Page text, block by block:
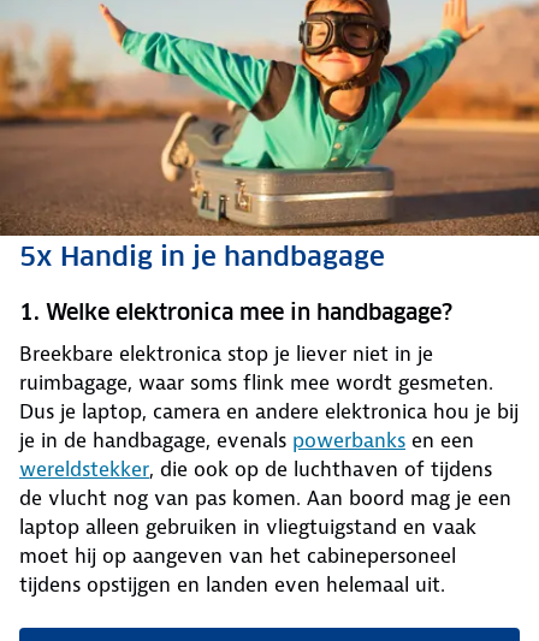
5x Handig in je handbagage
1. Welke elektronica mee in handbagage?
Breekbare elektronica stop je liever niet in je
ruimbagage, waar soms flink mee wordt gesmeten.
Dus je laptop, camera en andere elektronica hou je bij
je in de handbagage, evenals powerbanks en een
wereldstekker, die ook op de luchthaven of tijdens
de vlucht nog van pas komen. Aan boord mag je een
laptop alleen gebruiken in vliegtuigstand en vaak
moet hij op aangeven van het cabinepersoneel
tijdens opstijgen en landen even helemaal uit.